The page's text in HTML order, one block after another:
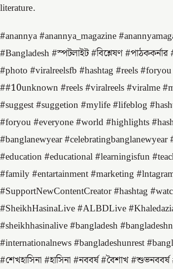
literature.
#anannya #anannya_magazine
#Bangladesh #স্পটলাইট #বিশ্লেষণ
#photo #viralreelsfb #hashtag #reels
##10unknown #reels #viralreels #viralme
#suggest #suggetion #mylife #lifeblog
#foryou #everyone #world #highlights
#banglanewyear
#education #educational #learningisfun
#family #entartainment #marketing
#SupportNewContentCreator #hashtag
#SheikhHasinaLive #ALBDLive
#sheikhhasinalive #bangladesh
#internationalnews #bangladeshunrest
#শেখহাসিনা #হাসিনা #নববর্ষ #বৈশাখ